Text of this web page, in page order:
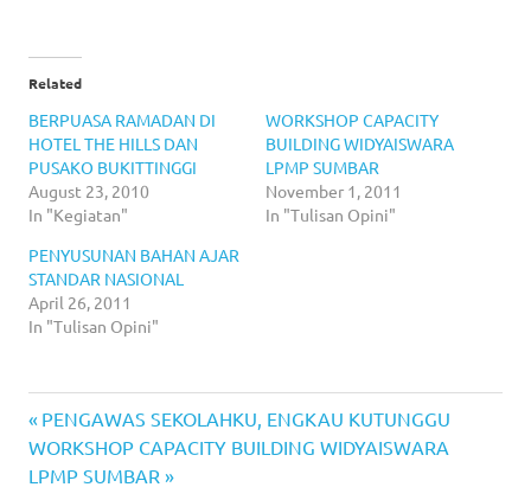
Related
BERPUASA RAMADAN DI
HOTEL THE HILLS DAN
PUSAKO BUKITTINGGI
August 23, 2010
In "Kegiatan"
WORKSHOP CAPACITY
BUILDING WIDYAISWARA
LPMP SUMBAR
November 1, 2011
In "Tulisan Opini"
PENYUSUNAN BAHAN AJAR
STANDAR NASIONAL
April 26, 2011
In "Tulisan Opini"
Post
navigation
Previous
Post:
PENGAWAS SEKOLAHKU, ENGKAU KUTUNGGU
Next
Post:
WORKSHOP CAPACITY BUILDING WIDYAISWARA
LPMP SUMBAR